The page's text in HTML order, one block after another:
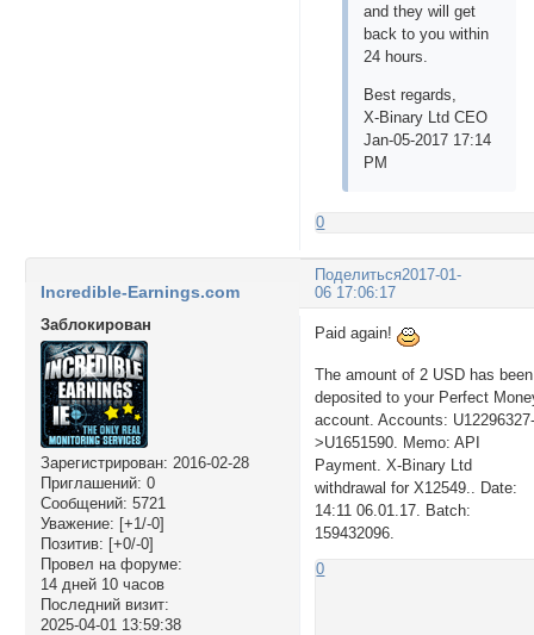
and they will get
back to you within
24 hours.
Best regards,
X-Binary Ltd CEO
Jan-05-2017 17:14
PM
0
Поделиться2017-01-
06 17:06:17
Incredible-Earnings.com
Заблокирован
Зарегистрирован: 2016-02-28
Приглашений: 0
Сообщений: 5721
Уважение: [+1/-0]
Позитив: [+0/-0]
Провел на форуме:
14 дней 10 часов
Последний визит:
2025-04-01 13:59:38
Paid again!
The amount of 2 USD has been
deposited to your Perfect
account. Accounts:
>U1651590. Memo: API
Payment. X-Binary Ltd
withdrawal for X12549.. Date:
14:11 06.01.17. Batch:
159432096.
0